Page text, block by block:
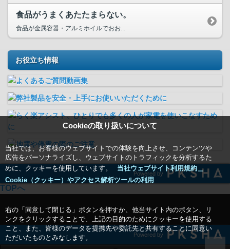
Cookieの取り扱いについて
当社では、お客様のウェブサイトでの体験を向上させ、コンテンツや
広告をパーソナライズし、ウェブサイトのトラフィックを分析するた
めに、クッキーを使用しています。
当社ウェブサイト利用規約＿
Cookie（クッキー）やアクセス解析ツールの利用
右の「同意して閉じる」ボタンを押すか、他当サイト内のボタン、リ
ンクをクリックすることで、上記の目的のためにクッキーを使用する
こと、また、皆様のデータを提携先や委託先と共有することに同意い
ただいたものとみなします。
食品がうまくあたたまらない。
食品が金属容器・アルミホイルでおお...
お役立ち情報
Powered by
TOPへ
Powered by